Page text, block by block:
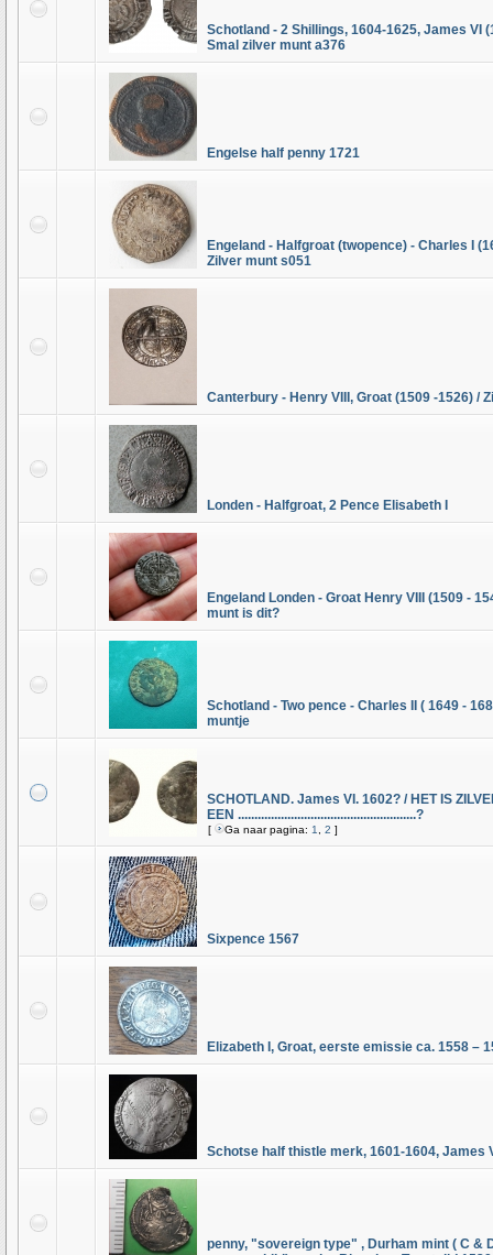
Schotland - 2 Shillings, 1604-1625, James VI
Smal zilver munt a376
Engelse half penny 1721
Engeland - Halfgroat (twopence) - Charles I
Zilver munt s051
Canterbury - Henry VIII, Groat (1509 -1526) /
Londen - Halfgroat, 2 Pence Elisabeth I
Engeland Londen - Groat Henry VIII (1509 -
munt is dit?
Schotland - Two pence - Charles II ( 1649 -
muntje
SCHOTLAND. James VI. 1602? / HET IS
EEN ......................................................?
[ Ga naar pagina: 1 2 ]
Sixpence 1567
Elizabeth I, Groat, eerste emissie ca. 1558 –
Schotse half thistle merk, 1601-1604, James
penny, "sovereign type" , Durham mint ( C &